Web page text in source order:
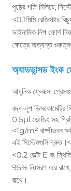
পৃষ্ঠের গতি মিলিয়ে,
<0.1মিমি রেজিস্টার
ডাইনামিক নিপ ফোর্স
ক্ষেত্রে অত্যন্ত
অ্যাডভান্সড ইংক
আধুনিক ফ্লেক্সো
বদ্ধ-লুপ ভিসকোমেট্রি
0.5µl ডোজিং সহ
<1g/m² বাষ্পীভবন
এই সিস্টেমগুলি দ্রুত
<0.2 ডেল্টা E রং
95% নিঃসরণ ধরে রাখে,
রাখে।